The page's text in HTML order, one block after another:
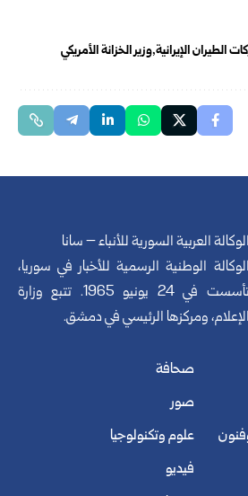
الطيران الإيرانية وزير الخزانة الأمريكي
الوكالة العربية السورية للأنباء – سانا
الوكالة الوطنية الرسمية للأخبار في سوريا،
تأسست في 24 يونيو 1965. تتبع وزارة
الإعلام، ومركزها الرئيسي في دمشق.
صحافة
صور
علوم وتكنولوجيا
فيديو